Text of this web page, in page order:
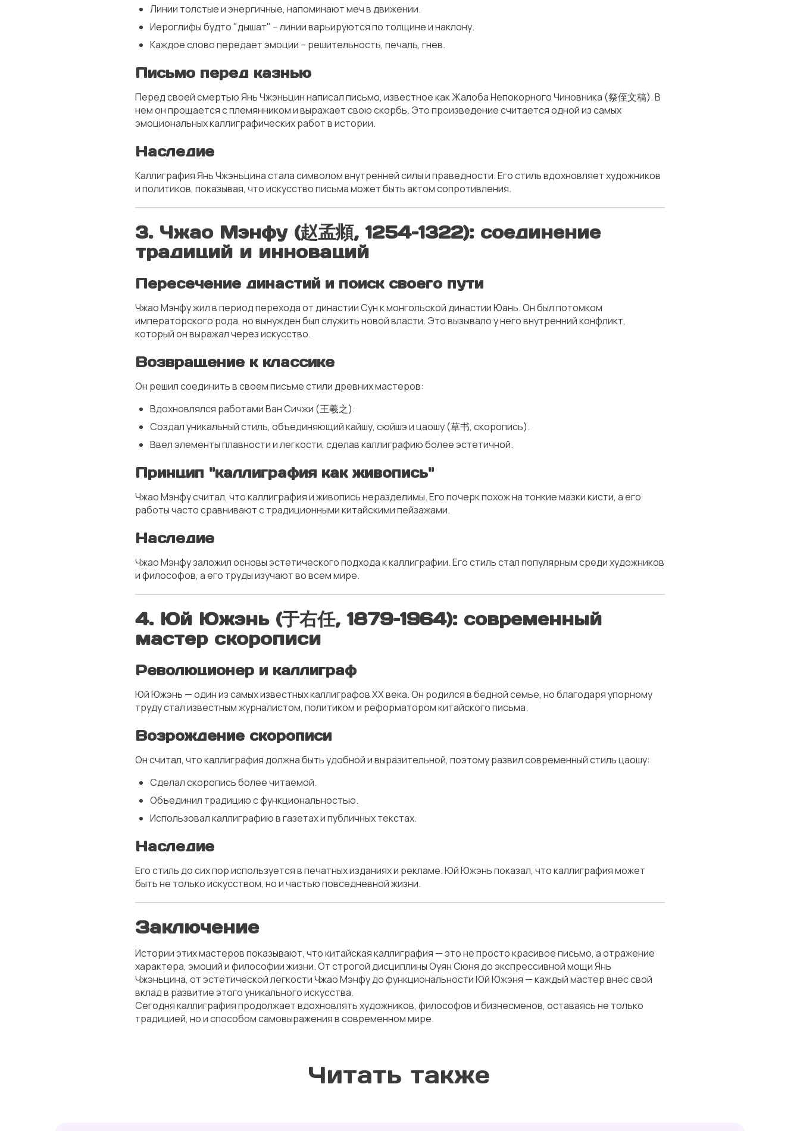
Линии толстые и энергичные, напоминают меч в движении.
Иероглифы будто "дышат" – линии варьируются по толщине и наклону.
Каждое слово передает эмоции – решительность, печаль, гнев.
Письмо перед казнью
Перед своей смертью Янь Чжэньцин написал письмо, известное какЖалоба Непокорного Чиновника (祭侄文稿). В
нем он прощается с племянником и выражает свою скорбь. Это произведение считается одной из самых
эмоциональных каллиграфических работ в истории.
Наследие
Каллиграфия Янь Чжэньцина стала символом внутренней силы и праведности. Его стиль вдохновляет художников
и политиков, показывая, что искусство письма может быть актом сопротивления.
3. Чжао Мэнфу (赵孟頫, 1254–1322): соединение
традиций и инноваций
Пересечение династий и поиск своего пути
Чжао Мэнфу жил в период перехода от династии Сун к монгольской династии Юань. Он был потомком
императорского рода, но вынужден был служить новой власти. Это вызывало у него внутренний конфликт,
который он выражал через искусство.
Возвращение к классике
Он решил соединить в своем письме стили древних мастеров:
Вдохновлялся работами Ван Сичжи (王羲之).
Создал уникальный стиль, объединяющий кайшу, сюйшэ и цаошу (草书, скоропись).
Ввел элементы плавности и легкости, сделав каллиграфию более эстетичной.
Принцип "каллиграфия как живопись"
Чжао Мэнфу считал, что каллиграфия и живопись неразделимы. Его почерк похож на тонкие мазки кисти, а его
работы часто сравнивают с традиционными китайскими пейзажами.
Наследие
Чжао Мэнфу заложил основы эстетического подхода к каллиграфии. Его стиль стал популярным среди художников
и философов, а его труды изучают во всем мире.
4. Юй Южэнь (于右任, 1879–1964): современный
мастер скорописи
Революционер и каллиграф
Юй Южэнь — один из самых известных каллиграфов XX века. Он родился в бедной семье, но благодаря упорному
труду стал известным журналистом, политиком и реформатором китайского письма.
Возрождение скорописи
Он считал, что каллиграфия должна быть удобной и выразительной, поэтому развил современный стиль цаошу:
Сделал скоропись более читаемой.
Объединил традицию с функциональностью.
Использовал каллиграфию в газетах и публичных текстах.
Наследие
Его стиль до сих пор используется в печатных изданиях и рекламе. Юй Южэнь показал, что каллиграфия может
быть не только искусством, но и частью повседневной жизни.
Заключение
Истории этих мастеров показывают, что китайская каллиграфия — это не просто красивое письмо, а отражение
характера, эмоций и философии жизни. От строгой дисциплины Оуян Сюня до экспрессивной мощи Янь
Чжэньцина, от эстетической легкости Чжао Мэнфу до функциональности Юй Южэня — каждый мастер внес свой
вклад в развитие этого уникального искусства.
Сегодня каллиграфия продолжает вдохновлять художников, философов и бизнесменов, оставаясь не только
традицией, но и способом самовыражения в современном мире.
Читать также